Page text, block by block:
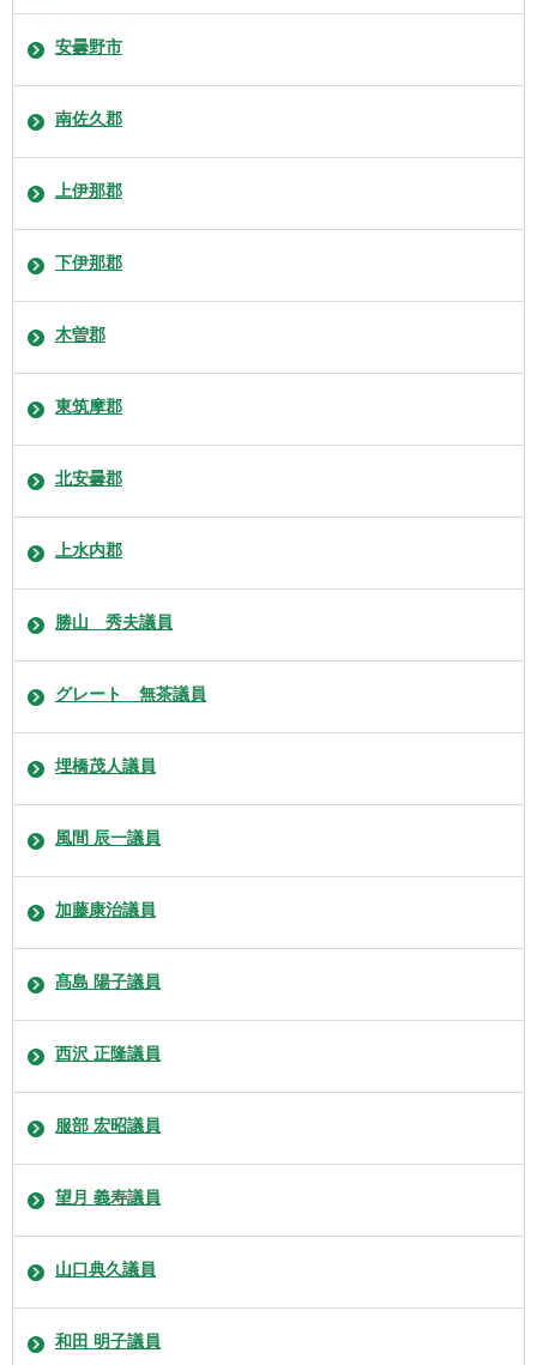
安曇野市
南佐久郡
上伊那郡
下伊那郡
木曽郡
東筑摩郡
北安曇郡
上水内郡
勝山 秀夫議員
グレート 無茶議員
埋橋茂人議員
風間 辰一議員
加藤康治議員
髙島 陽子議員
西沢 正隆議員
服部 宏昭議員
望月 義寿議員
山口典久議員
和田 明子議員